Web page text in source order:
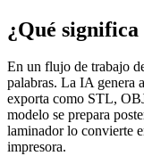
¿Qué
En un flujo de trabajo
palabras. La IA genera
exporta como STL,
modelo se prepara
laminador lo convierte
impresora.